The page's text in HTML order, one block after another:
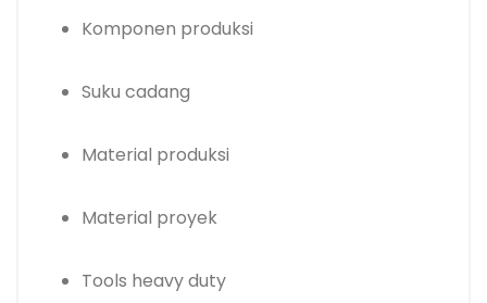
Komponen produksi
Suku cadang
Material produksi
Material proyek
Tools heavy duty